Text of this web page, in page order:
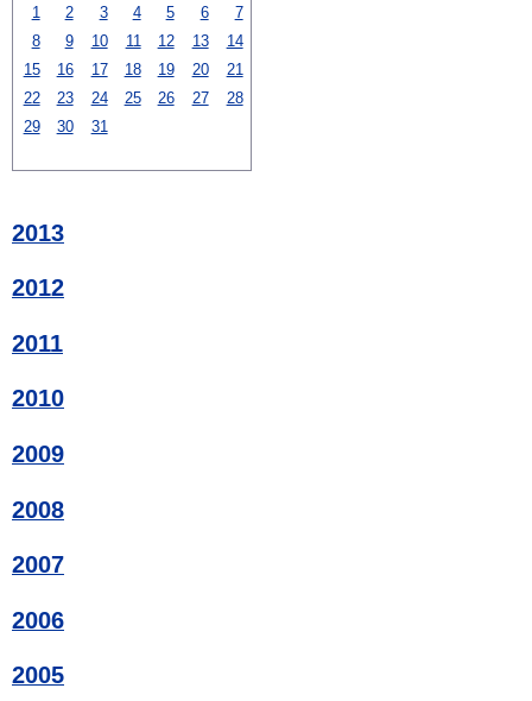
1
2 3 4 5 6
7
8
9 10 11 12 13
14
15
16 17 18 19 20
21
22
23 24 25 26 27
28
29
30 31
2013
2012
2011
2010
2009
2008
2007
2006
2005